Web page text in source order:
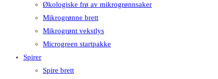
Økologiske frø av mikrogrønnsaker
Mikrogrønne brett
Mikrogrønt vekstlys
Microgreen startpakke
Spirer
Spire brett